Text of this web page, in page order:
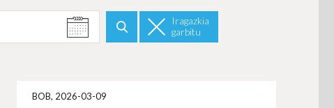
Iragazkia
garbitu
Info gehiagoBOB, 2026-03-09